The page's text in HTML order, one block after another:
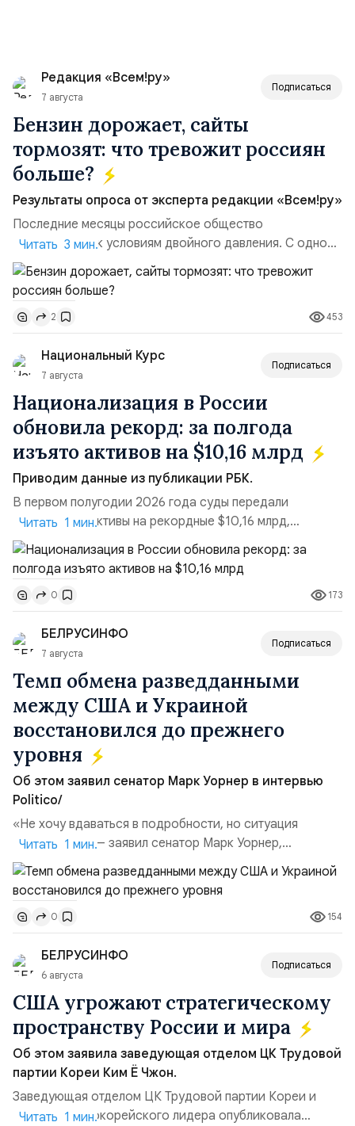
Редакция «Всем!ру»
7 августа
Подписаться
Бензин дорожает, сайты
тормозят: что тревожит россиян
больше?
Результаты опроса от эксперта редакции «Всем!ру»
Последние месяцы российское общество
адаптируется к условиям двойного давления. С одной
стороны, происходит рост цен на товары первой
необходимости, инфляция и локальные сбои в
поставках бензина. А с другой – технологическая
турбулентность: перебои в работе интернета,
блокировки сайтов, необходимость осваивать VPN и
российские платформы.Что из этого бье...
Читать 3 мин.
2 453
Национальный Курс
7 августа
Подписаться
Национализация в России
обновила рекорд: за полгода
изъято активов на $10,16 млрд
Приводим данные из публикации РБК.
В первом полугодии 2026 года суды передали
государству активы на рекордные $10,16 млрд,
подсчитали аналитики AK&M. Это в 2,5 раза больше,
чем за аналогичный период 2025 года ($3,95 млрд).
Всего зафиксировано 15 национализационных
транзакций, которые обеспечили 42,2% денежного
объёма всего российского рынка слияний и
поглощений. Крупнейшей ...
Читать 1 мин.
0 173
БЕЛРУСИНФО
7 августа
Подписаться
Темп обмена разведданными
между США и Украиной
восстановился до прежнего
уровня
Об этом заявил сенатор Марк Уорнер в интервью
Politico/
«Не хочу вдаваться в подробности, но ситуация
улучшилась», — заявил сенатор Марк Уорнер,
высокопоставленный член комитета по разведке,
добавив, что использование Украиной беспилотников и
ракет большой дальности позволило ей наносить
удары вглубь российской территории и укрепило её
позиции.Сотрудничество со стороны США стало
ключом к позитивному пов...
Читать 1 мин.
0 154
БЕЛРУСИНФО
6 августа
Подписаться
США угрожают стратегическому
пространству России и мира
Об этом заявила заведующая отделом ЦК Трудовой
партии Кореи Ким Ё Чжон.
Заведующая отделом ЦК Трудовой партии Кореи и
сестра северокорейского лидера опубликовала
Читать 1 мин.